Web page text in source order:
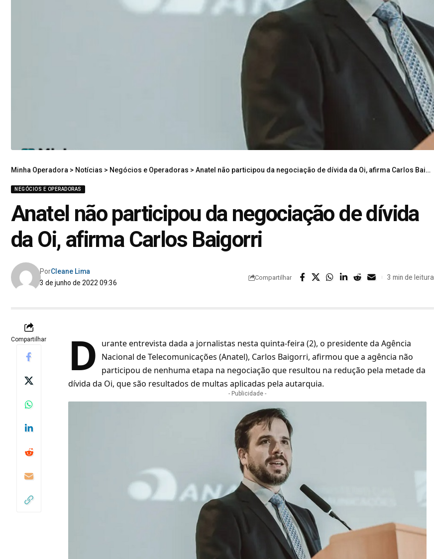
Minha Operadora > Notícias > Negócios e Operadoras > Anatel não participou da negociação de dívida da Oi, afirma Carlos Baigorri
NEGÓCIOS E OPERADORAS
Anatel não participou da negociação de dívida
da Oi, afirma Carlos Baigorri
3 de junho de 2022 09:36
PorCleane Lima
Compartilhar 3 min de leitura
Compartilhar D urante entrevista dada a jornalistas nesta quinta-feira (2), o presidente da Agência
Nacional de Telecomunicações (Anatel), Carlos Baigorri, afirmou que a agência não
participou de nenhuma etapa na negociação que resultou na redução pela metade da
dívida da Oi, que são resultados de multas aplicadas pela autarquia.
- Publicidade -